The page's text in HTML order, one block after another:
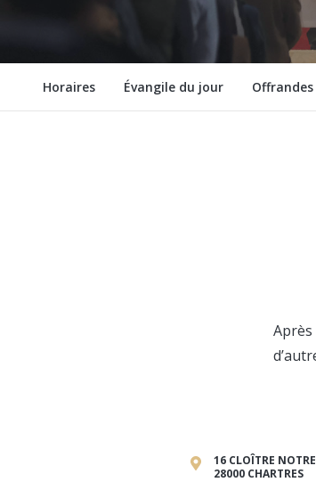
Horaires Évangile du jour Offrandes
16 CLOÎTRE
28000 CHARTRES